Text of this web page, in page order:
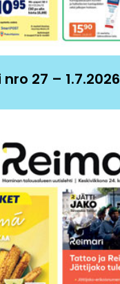
27 – 1.7.2026